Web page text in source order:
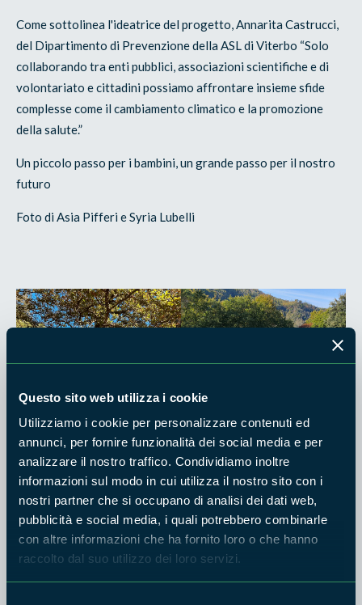
Questo sito web utilizza i cookie
Utilizziamo i cookie per personalizzare contenuti ed
annunci, per fornire funzionalità dei social media e per
analizzare il nostro traffico. Condividiamo inoltre
informazioni sul modo in cui utilizza il nostro sito con i
nostri partner che si occupano di analisi dei dati web,
pubblicità e social media, i quali potrebbero combinarle
con altre informazioni che ha fornito loro o che hanno
raccolto dal suo utilizzo dei loro servizi.
Come sottolinea l'ideatrice del progetto, Annarita Castrucci,
del Dipartimento di Prevenzione della ASL di Viterbo “Solo
collaborando tra enti pubblici, associazioni scientifiche e di
volontariato e cittadini possiamo affrontare insieme sfide
complesse come il cambiamento climatico e la promozione
della salute.”
Un piccolo passo per i bambini, un grande passo per il nostro
futuro
Foto di Asia Pifferi e Syria Lubelli